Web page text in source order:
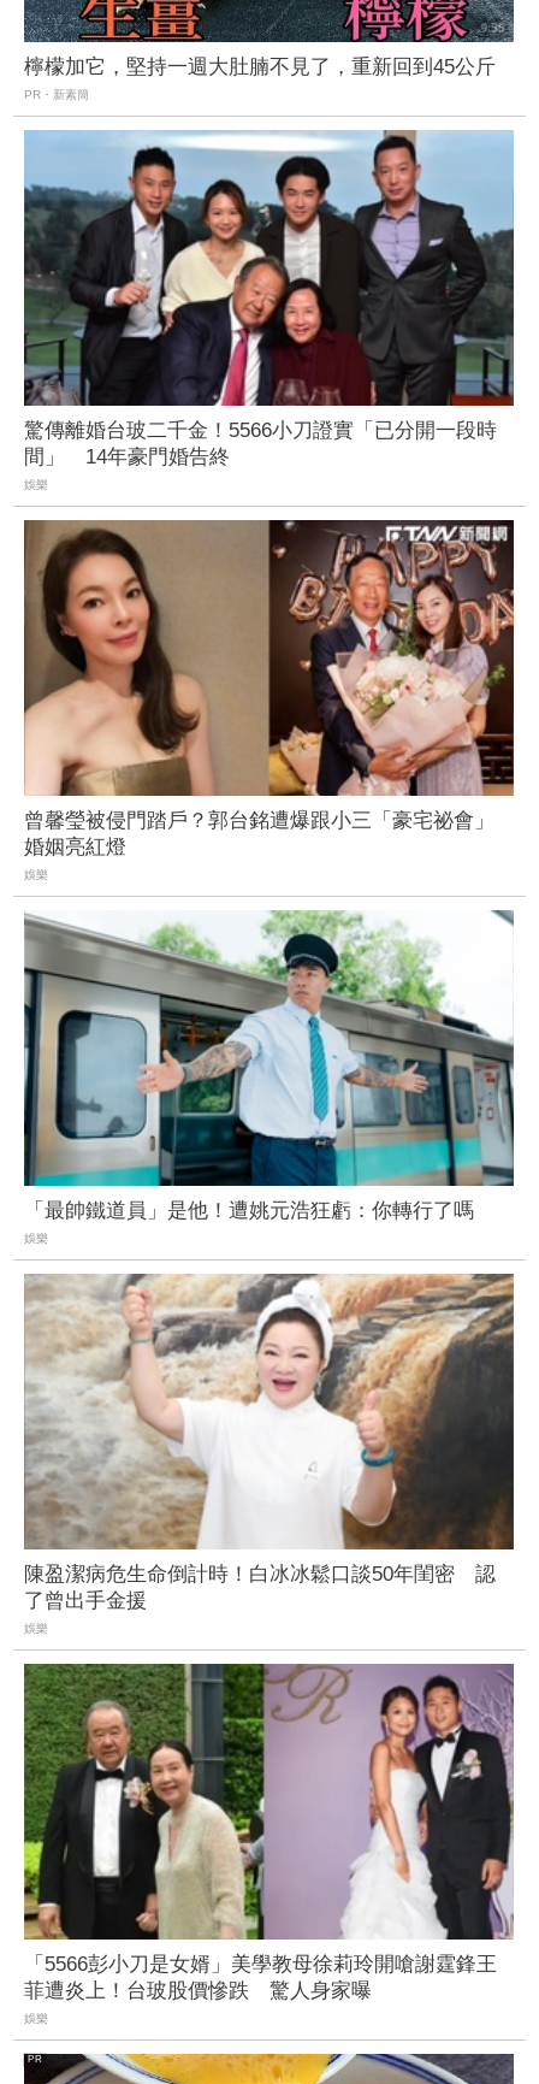
檸檬加它，堅持一週大肚腩不見了，重新回到45公斤
PR・新素簡
驚傳離婚台玻二千金！5566小刀證實「已分開一段時
間」 14年豪門婚告終
娛樂
曾馨瑩被侵門踏戶？郭台銘遭爆跟小三「豪宅祕會」
婚姻亮紅燈
娛樂
「最帥鐵道員」是他！遭姚元浩狂虧：你轉行了嗎
娛樂
陳盈潔病危生命倒計時！白冰冰鬆口談50年閨密 認
了曾出手金援
娛樂
「5566彭小刀是女婿」美學教母徐莉玲開嗆謝霆鋒王
菲遭炎上！台玻股價慘跌 驚人身家曝
娛樂